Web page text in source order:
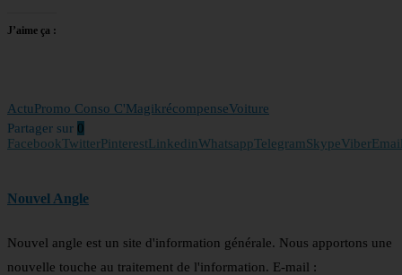
J’aime ça :
ActuPromo Conso C'MagikrécompenseVoiture
Partager sur 0
FacebookTwitterPinterestLinkedinWhatsappTelegramSkypeViber
Nouvel Angle
Nouvel angle est un site d'information générale. Nous apportons une
nouvelle touche au traitement de l'information. E-mail :